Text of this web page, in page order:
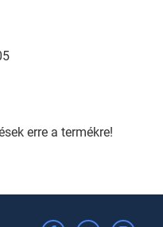
erre a termékre!